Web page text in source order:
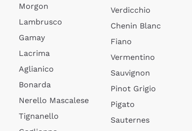
Morgon
Lambrusco
Gamay
Lacrima
Aglianico
Bonarda
Nerello Mascalese
Tignanello
Verdicchio
Chenin Blanc
Fiano
Vermentino
Sauvignon
Pinot Grigio
Pigato
Sauternes